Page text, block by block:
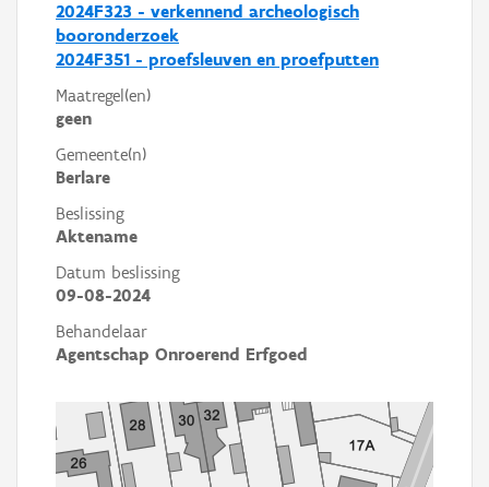
2024F323 - verkennend archeologisch
booronderzoek
2024F351 - proefsleuven en proefputten
Maatregel(en)
geen
Gemeente(n)
Berlare
Beslissing
Aktename
Datum beslissing
09-08-2024
Behandelaar
Agentschap Onroerend Erfgoed